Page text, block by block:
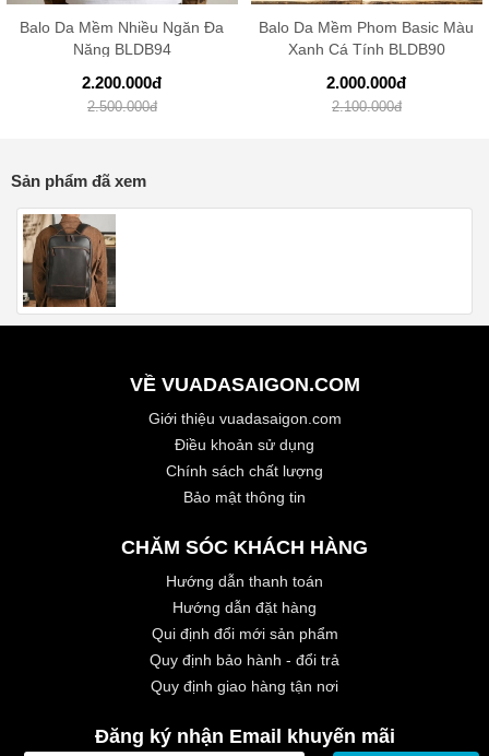
Balo Da Mềm Nhiều Ngăn Đa
Năng BLDB94
2.200.000đ
2.500.000đ
Balo Da Mềm Phom Basic Màu
Xanh Cá Tính BLDB90
2.000.000đ
2.100.000đ
Sản phẩm đã xem
VỀ VUADASAIGON.COM
Giới thiệu vuadasaigon.com
Điều khoản sử dụng
Chính sách chất lượng
Bảo mật thông tin
CHĂM SÓC KHÁCH HÀNG
Hướng dẫn thanh toán
Hướng dẫn đặt hàng
Qui định đổi mới sản phẩm
Quy định bảo hành - đổi trả
Quy định giao hàng tận nơi
Đăng ký nhận Email khuyến mãi